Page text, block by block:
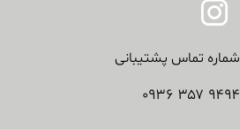
شماره تماس پشتیبانی
۹۴۹۴ ۳۵۷ ۰۹۳۶